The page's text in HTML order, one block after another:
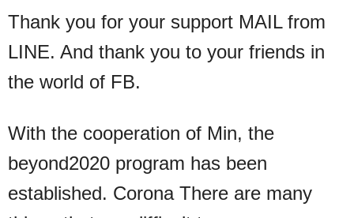
Thank you for your support MAIL from
LINE. And thank you to your friends in
the world of FB.
With the cooperation of Min, the
beyond2020 program has been
established. Corona There are many